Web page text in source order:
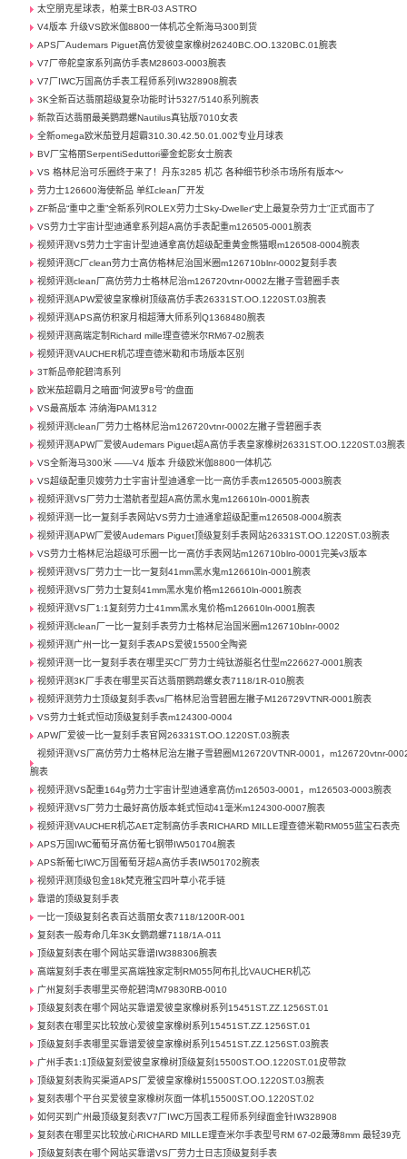
太空朋克星球表，柏莱士BR-03 ASTRO
V4版本 升级VS欧米伽8800一体机芯全新海马300到货
APS厂Audemars Piguet高仿爱彼皇家橡树26240BC.OO.1320BC.01腕表
V7厂帝舵皇家系列高仿手表M28603-0003腕表
V7厂IWC万国高仿手表工程师系列IW328908腕表
3K全新百达翡丽超级复杂功能时计5327/5140系列腕表
新款百达翡丽最美鹦鹉螺Nautilus真钻版7010女表
全新omega欧米茄登月超霸310.30.42.50.01.002专业月球表
BV厂宝格丽SerpentiSeduttori鎏金蛇影女士腕表
VS 格林尼治可乐圈终于来了！丹东3285 机芯 各种细节秒杀市场所有版本～
劳力士126600海使新品 单红clean厂开发
ZF新品“重中之重”全新系列ROLEX劳力士Sky-Dweller“史上最复杂劳力士”正式面市了
VS劳力士宇宙计型迪通拿系列超A高仿手表配重m126505-0001腕表
视频评测VS劳力士宇宙计型迪通拿高仿超级配重黄金熊猫眼m126508-0004腕表
视频评测C厂clean劳力士高仿格林尼治国米圈m126710blnr-0002复刻手表
视频评测clean厂高仿劳力士格林尼治m126720vtnr-0002左撇子雪碧圈手表
视频评测APW爱彼皇家橡树顶级高仿手表26331ST.OO.1220ST.03腕表
视频评测APS高仿积家月相超薄大师系列Q1368480腕表
视频评测高端定制Richard mille理查德米尔RM67-02腕表
视频评测VAUCHER机芯理查德米勒和市场版本区别
3T新品帝舵碧湾系列
欧米茄超霸月之暗面“阿波罗8号”的盘面
VS最高版本 沛纳海PAM1312
视频评测clean厂劳力士格林尼治m126720vtnr-0002左撇子雪碧圈手表
视频评测APW厂爱彼Audemars Piguet超A高仿手表皇家橡树26331ST.OO.1220ST.03腕表
VS全新海马300米 ——V4 版本 升级欧米伽8800一体机芯
VS超级配重贝嫂劳力士宇宙计型迪通拿一比一高仿手表m126505-0003腕表
视频评测VS厂劳力士潜航者型超A高仿黑水鬼m126610ln-0001腕表
视频评测一比一复刻手表网站VS劳力士迪通拿超级配重m126508-0004腕表
视频评测APW厂爱彼Audemars Piguet顶级复刻手表网站26331ST.OO.1220ST.03腕表
VS劳力士格林尼治超级可乐圈一比一高仿手表网站m126710blro-0001完美v3版本
视频评测VS厂劳力士一比一复刻41mm黑水鬼m126610ln-0001腕表
视频评测VS厂劳力士复刻41mm黑水鬼价格m126610ln-0001腕表
视频评测VS厂1:1复刻劳力士41mm黑水鬼价格m126610ln-0001腕表
视频评测clean厂一比一复刻手表劳力士格林尼治国米圈m126710blnr-0002
视频评测广州一比一复刻手表APS爱彼15500全陶瓷
视频评测一比一复刻手表在哪里买C厂劳力士纯钛游艇名仕型m226627-0001腕表
视频评测3K厂手表在哪里买百达翡丽鹦鹉螺女表7118/1R-010腕表
视频评测劳力士顶级复刻手表vs厂格林尼治雪碧圈左撇子M126729VTNR-0001腕表
VS劳力士蚝式恒动顶级复刻手表m124300-0004
APW厂爱彼一比一复刻手表官网26331ST.OO.1220ST.03腕表
视频评测VS厂高仿劳力士格林尼治左撇子雪碧圈M126720VTNR-0001，m126720vtnr-
腕表
视频评测VS配重164g劳力士宇宙计型迪通拿高仿m126503-0001，m126503-0003腕表
视频评测VS厂劳力士最好高仿版本蚝式恒动41毫米m124300-0007腕表
视频评测VAUCHER机芯AET定制高仿手表RICHARD MILLE理查德米勒RM055蓝宝石表壳
APS万国IWC葡萄牙高仿葡七钢带IW501704腕表
APS新葡七IWC万国葡萄牙超A高仿手表IW501702腕表
视频评测顶级包金18k梵克雅宝四叶草小花手链
靠谱的顶级复刻手表
一比一顶级复刻名表百达翡丽女表7118/1200R-001
复刻表一般寿命几年3K女鹦鹉螺7118/1A-011
顶级复刻表在哪个网站买靠谱IW388306腕表
高端复刻手表在哪里买高端独家定制RM055阿布扎比VAUCHER机芯
广州复刻手表哪里买帝舵碧湾M79830RB-0010
顶级复刻表在哪个网站买靠谱爱彼皇家橡树系列15451ST.ZZ.1256ST.01
复刻表在哪里买比较放心爱彼皇家橡树系列15451ST.ZZ.1256ST.01
顶级复刻手表哪里买靠谱爱彼皇家橡树系列15451ST.ZZ.1256ST.03腕表
广州手表1:1顶级复刻爱彼皇家橡树顶级复刻15500ST.OO.1220ST.01皮带款
顶级复刻表购买渠道APS厂爱彼皇家橡树15500ST.OO.1220ST.03腕表
复刻表哪个平台买爱彼皇家橡树灰面一体机15500ST.OO.1220ST.02
如何买到广州最顶级复刻表V7厂IWC万国表工程师系列绿面金针IW328908
复刻表在哪里买比较放心RICHARD MILLE理查米尔手表型号RM 67-02最薄8mm 最轻39克
顶级复刻表在哪个网站买靠谱VS厂劳力士日志顶级复刻手表